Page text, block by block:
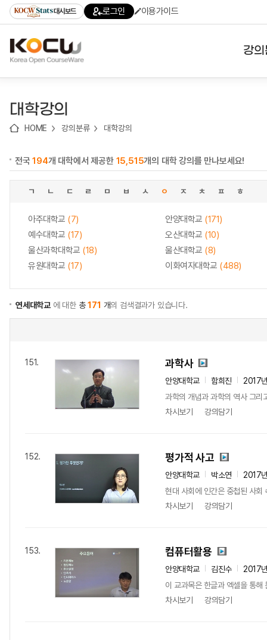
기
기
기
content)
가
대시보드 로그인 이용가이드
강
대학강의
HOME 강의분류 대학강의
전국194개 대학에서 제공한 15,515개의 대학 강의를 만나보세요!
ㄱ ㄴ ㄷ ㄹ ㅁ ㅂ ㅅ ㅇ ㅈ ㅊ ㅍ ㅎ
아주대학교 (7) 안양대학교 (171)
예수대학교 (17) 오산대학교 (10)
울산과학대학교 (18) 울산대학교 (8)
유원대학교 (17) 이화여자대학교 (488)
연세대학교 에 대한 총171 개의 검색결과가 있습니다.
151. 과학사
안양대학교 함희진
2017
과학의 개념과 과학의 역사 그리
차시보기
강의담기
152. 평가적 사고
안양대학교 박소연
2017
현대 사회에 인간은 중첩된 사회
차시보기
강의담기
153. 컴퓨터활용
안양대학교 김진수
2017
이 교과목은 한글과 엑셀을 통해
차시보기
강의담기